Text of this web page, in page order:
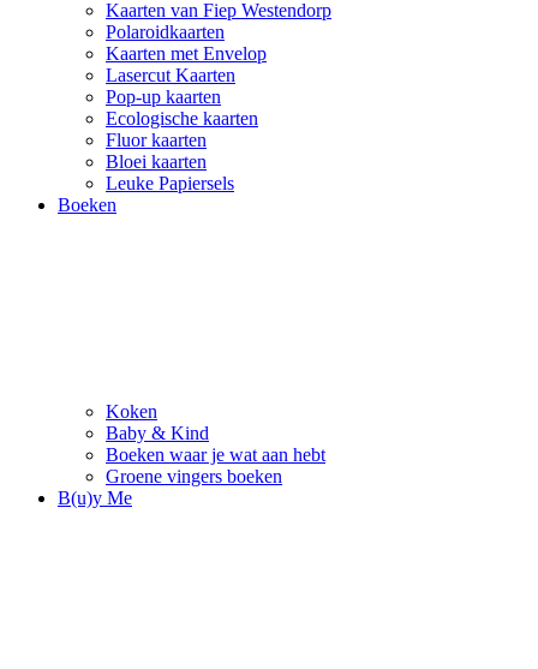
Kaarten van Fiep Westendorp
Polaroidkaarten
Kaarten met Envelop
Lasercut Kaarten
Pop-up kaarten
Ecologische kaarten
Fluor kaarten
Bloei kaarten
Leuke Papiersels
Boeken
Koken
Baby & Kind
Boeken waar je wat aan hebt
Groene vingers boeken
B(u)y Me